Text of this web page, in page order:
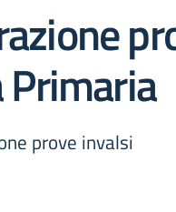
Primaria
prove invalsi